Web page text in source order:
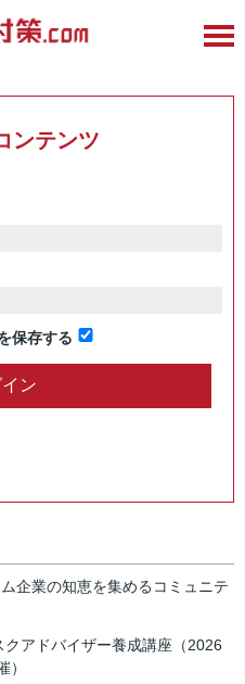
ンテンツ
保存する
企業の知恵を集めるコミュニテ
クアドバイザー養成講座（2026
）